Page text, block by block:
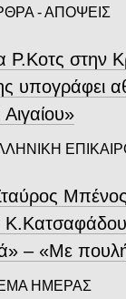
- ΑΠΟΨΕΙΣ
Ρ.Κοτς στην
υπογράφει
– «Με
ΗΜΕΡΑΣ